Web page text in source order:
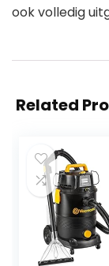
ook volledig
Related